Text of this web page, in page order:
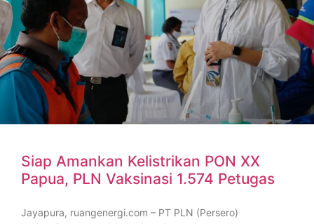
Siap Amankan Kelistrikan PON XX
Papua, PLN Vaksinasi 1.574 Petugas
Jayapura, ruangenergi.com – PT PLN (Persero)